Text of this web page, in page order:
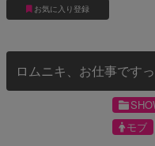
お気に入り登録
ロムニキ、お仕事です
モブ